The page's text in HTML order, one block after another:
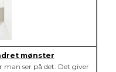
mønster
man ser på det. Det giver